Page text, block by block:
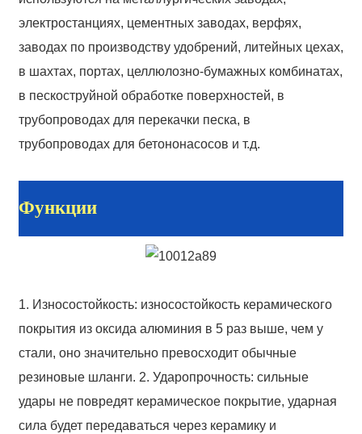
электростанциях, цементных заводах, верфях,
заводах по производству удобрений, литейных цехах,
в шахтах, портах, целлюлозно-бумажных комбинатах,
в пескоструйной обработке поверхностей, в
трубопроводах для перекачки песка, в
трубопроводах для бетононасосов и т.д.
Функции
1. Износостойкость: износостойкость керамического
покрытия из оксида алюминия в 5 раз выше, чем у
стали, оно значительно превосходит обычные
резиновые шланги. 2. Ударопрочность: сильные
удары не повредят керамическое покрытие, ударная
сила будет передаваться через керамику и